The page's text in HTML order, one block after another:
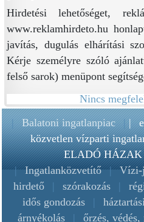
Hirdetési lehetőséget,
www.reklamhirdeto.hu
javítás, dugulás elhárítási
Kérje személyre szóló
felső sarok) menüpont
Nincs
| Balatoni ingatlanpiac ||
közvetlen vízparti
ELADÓ HÁZAK
| Ingatlanközvetítő | Vízi-
hirdető
| szórakozás |
idős gondozás
|
árnyékolás
| őrzés, védés,